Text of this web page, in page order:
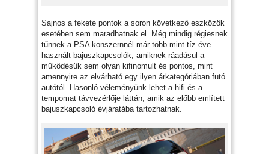
Sajnos a fekete pontok a soron következő eszközök
esetében sem maradhatnak el. Még mindig régiesnek
tűnnek a PSA konszernnél már több mint tíz éve
használt bajuszkapcsolók, amiknek ráadásul a
működésük sem olyan kifinomult és pontos, mint
amennyire az elvárható egy ilyen árkategóriában futó
autótól. Hasonló véleményünk lehet a hifi és a
tempomat távvezérlője láttán, amik az előbb említett
bajuszkapcsoló évjáratába tartozhatnak.